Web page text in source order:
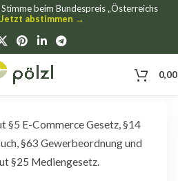
beim Bundespreis „Österreichs
Jetzt abstimmen →
E-Commerce Gesetz, §14
§63 Gewerbeordnung und
§25 Mediengesetz.